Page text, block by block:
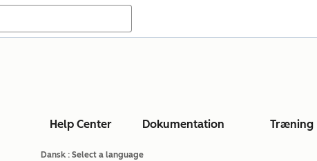
Help Center Dokumentation Træning
Dansk : Select a language